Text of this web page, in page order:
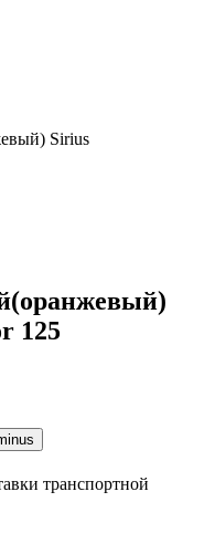
Sirius
125
транспортной